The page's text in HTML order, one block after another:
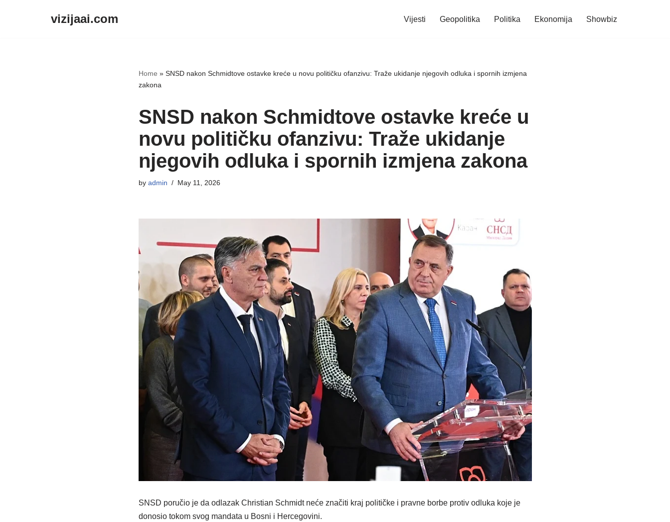
vizijaai.com Vijesti Geopolitika Politika Ekonomija Showbiz
Home » SNSD nakon Schmidtove ostavke kreće u novu političku ofanzivu: Traže ukidanje njegovih odluka i spornih izmjena
zakona
SNSD nakon Schmidtove ostavke kreće u
novu političku ofanzivu: Traže ukidanje
njegovih odluka i spornih izmjena zakona
by admin May 11, 2026
SNSD poručio je da odlazak Christian Schmidt neće značiti kraj političke i pravne borbe protiv odluka koje je
donosio tokom svog mandata u Bosni i Hercegovini.